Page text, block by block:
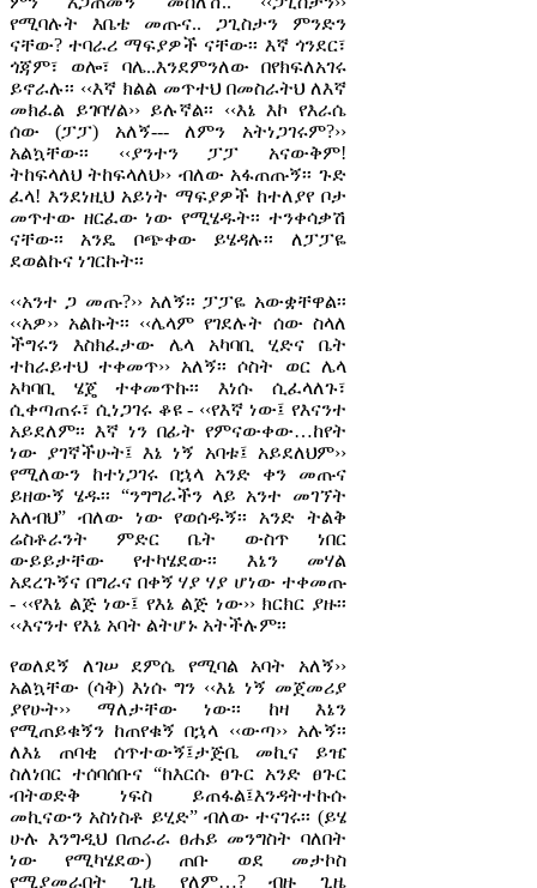
የሚባሉት እቤቴ መጡና.. ጋጊስታን ምንድን
ናቸው? ተባራሪ ማፍያዎች ናቸው፡፡ እኛ ጎንደር፣
ጎጃም፣ ወሎ፣ ባሌ..እንደምንለው በየክፍለአገሩ
ይኖራሉ፡፡ ‹‹እኛ ክልል መጥተህ በመስራትህ ለእኛ
መክፈል ይገባሃል›› ይሉኛል፡፡ ‹‹እኔ እኮ የእራሴ
ሰው (ፓፓ) አለኝ--- ለምን አትነጋገሩም?››
አልኳቸው፡፡ ‹‹ያንተን ፓፓ አናውቅም!
ትከፍላለህ ትከፍላለህ›› ብለው አፋጠጡኝ፡፡ ጉድ
ፈላ! እንደነዚህ አይነት ማፍያዎች ከተለያየ ቦታ
መጥተው ዘርፈው ነው የሚሄዱት፡፡ ተንቀሳቃሽ
ናቸው፡፡ አንዴ ቦጭቀው ይሄዳሉ፡፡ ለፓፓዬ
ደወልኩና ነገርኩት፡፡
‹‹አንተ ጋ መጡ?›› አለኝ፡፡ ፓፓዬ አውቋቸዋል፡፡
‹‹አዎ›› አልኩት፡፡ ‹‹ሌላም የገደሉት ሰው ስላለ
ችግሩን እስክፈታው ሌላ አካባቢ ሂድና ቤት
ተከራይተህ ተቀመጥ›› አለኝ፡፡ ሶስት ወር ሌላ
አካባቢ ሄጄ ተቀመጥኩ፡፡ እነሱ ሲፈላለጉ፣
ሲቀጣጠሩ፣ ሲነጋገሩ ቆዩ - ‹‹የእኛ ነው፤ የእናንተ
አይደለም፡፡ እኛ ነን በፊት የምናውቀው…ከየት
ነው ያገኛችሁት፤ እኔ ነኝ አባቱ፤ አይደለህም››
የሚለውን ከተነጋገሩ በኋላ አንድ ቀን መጡና
ይዘውኝ ሄዱ፡፡ “ንግግራችን ላይ አንተ መገኘት
አለብህ” ብለው ነው የወሰዱኝ፡፡ አንድ ትልቅ
ሬስቶራንት ምድር ቤት ውስጥ ነበር
ውይይታቸው የተካሄደው፡፡ እኔን መሃል
አደረጉኝና በግራና በቀኝ ሃያ ሃያ ሆነው ተቀመጡ
- ‹‹የእኔ ልጅ ነው፤ የእኔ ልጅ ነው›› ክርክር ያዙ፡፡
‹‹እናንተ የእኔ አባት ልትሆኑ አትችሉም፡፡
የወለደኝ ለገሠ ደምሴ የሚባል አባት አለኝ››
አልኳቸው (ሳቅ) እነሱ ግን ‹‹እኔ ነኝ መጀመሪያ
ያየሁት›› ማለታቸው ነው፡፡ ከዛ እኔን
የሚጠይቁኝን ከጠየቁኝ በኋላ ‹‹ውጣ›› አሉኝ፡፡
ለእኔ ጠባቂ ሰጥተውኝ፤ታጅቤ መኪና ይዤ
ስለነበር ተሰባሰቡና “ከእርሱ ፀጉር አንድ ፀጉር
ብትወድቅ ነፍስ ይጠፋል፤እንዳትተኩሱ
መኪናውን አስነስቶ ይሂድ” ብለው ተናገሩ፡፡ (ይሄ
ሁሉ እንግዲህ በጠራራ ፀሐይ መንግስት ባለበት
ነው የሚካሄደው) ጠቡ ወደ መታኮስ
የሚያመራበት ጊዜ የለም…? ብዙ ጊዜ